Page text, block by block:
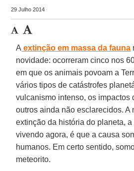
29 Julho 2014
A extinção em massa da fauna
novidade: ocorreram cinco nos
em que os animais povoam a
vários tipos de catástrofes
vulcanismo intenso, os impactos
outros ainda não esclarecidos. A
extinção da história do planeta,
vivendo agora, é que a causa
humanos. Em certo sentido,
meteorito.